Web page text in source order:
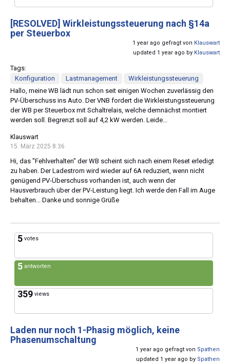
[RESOLVED] Wirkleistungssteuerung nach §14a
per Steuerbox
1 year ago gefragt von Klauswart
updated 1 year ago by Klauswart
Tags:
Konfiguration
Lastmanagement
Wirkleistungssteuerung
Hallo, meine WB lädt nun schon seit einigen Wochen zuverlässig den
PV-Überschuss ins Auto. Der VNB fordert die Wirkleistungssteuerung
der WB per Steuerbox mit Schaltrelais, welche demnächst montiert
werden soll. Begrenzt soll auf 4,2 kW werden. Leide...
Klauswart
15. März 2025 8:36
Hi, das "Fehlverhalten" der WB scheint sich nach einem Reset erledigt
zu haben. Der Ladestrom wird wieder auf 6A reduziert, wenn nicht
genügend PV-Überschuss vorhanden ist, auch wenn der
Hausverbrauch über der PV-Leistung liegt. Ich werde den Fall im Auge
behalten... Danke und sonnige Grüße
5 votes
5 antworten
359 views
Laden nur noch 1-Phasig möglich, keine
Phasenumschaltung
1 year ago gefragt von Spathen
updated 1 year ago by Spathen